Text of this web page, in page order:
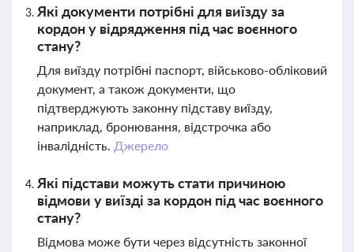
Які документи потрібні для виїзду за
кордон у відрядження під час воєнного
стану?
Для виїзду потрібні паспорт, військово-обліковий
документ, а також документи, що
підтверджують законну підставу виїзду,
наприклад, бронювання, відстрочка або
інвалідність. Джерело
Які підстави можуть стати причиною
відмови у виїзді за кордон під час воєнного
стану?
Відмова може бути через відсутність законної